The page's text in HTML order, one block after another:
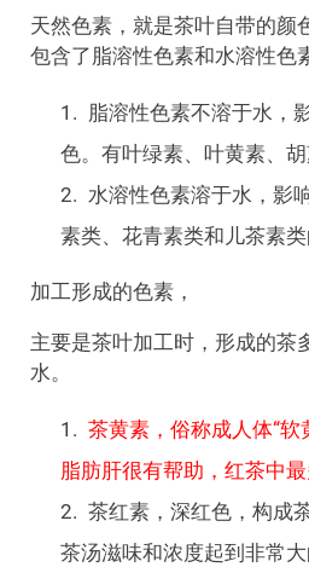
天然色素，就是茶叶自带的颜
包含了脂溶性色素和水溶性色
脂溶性色素不溶于水，
色。有叶绿素、叶黄素、胡
水溶性色素溶于水，影
素类、花青素类和儿茶素类
加工形成的色素，
主要是茶叶加工时，形成的茶
水。
茶黄素，俗称成人体“软
脂肪肝很有帮助，红茶中最
茶红素，深红色，构成
茶汤滋味和浓度起到非常大